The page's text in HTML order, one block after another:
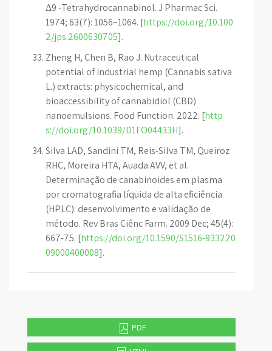
Δ9 -Tetrahydrocannabinol. J Pharmac Sci.
1974; 63(7): 1056–1064. [https://doi.org/10.100
2/jps.2600630705].
Zheng H, Chen B, Rao J. Nutraceutical
potential of industrial hemp (Cannabis sativa
L.) extracts: physicochemical, and
bioaccessibility of cannabidiol (CBD)
nanoemulsions. Food Function. 2022. [http
s://doi.org/10.1039/D1FO04433H].
Silva LAD, Sandini TM, Reis-Silva TM, Queiroz
RHC, Moreira HTA, Auada AVV, et al.
Determinação de canabinoides em plasma
por cromatografia líquida de alta eficiência
(HPLC): desenvolvimento e validação de
método. Rev Bras Ciênc Farm. 2009 Dec; 45(4):
667-75. [https://doi.org/10.1590/S1516-933220
09000400008].
PDF